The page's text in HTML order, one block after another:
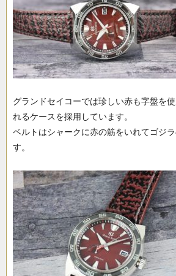
グランドセイコーでは珍しい赤も字盤を
れるケースを採用しています。
ベルトはシャークに赤の筋をいれてゴジ
す。